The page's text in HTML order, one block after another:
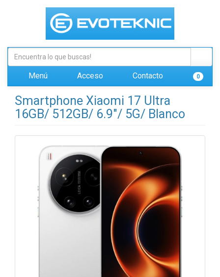
Menú Acceso Contacto 0
Smartphone Xiaomi 17 Ultra
16GB/ 512GB/ 6.9"/ 5G/ Blanco